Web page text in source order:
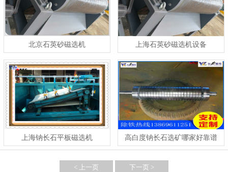
北京石英砂磁选机 上海石英砂磁选机设备
上海钠长石平板磁选机 高白度钠长石选矿哪家好靠谱
< 上一页
下一页 >